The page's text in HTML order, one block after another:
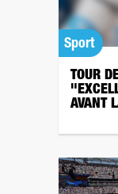
Sport
TOUR
AVANT